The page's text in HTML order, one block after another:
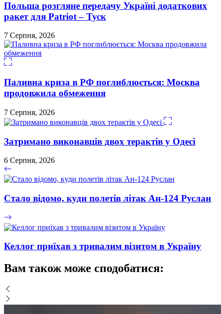
Польща розгляне передачу Україні додаткових
ракет для Patriot – Туск
7 Серпня, 2026
Паливна криза в РФ поглиблюється: Москва
продовжила обмеження
7 Серпня, 2026
Затримано виконавців двох терактів у Одесі
6 Серпня, 2026
Стало відомо, куди полетів літак Ан-124 Руслан
Келлог приїхав з тривалим візитом в Україну
Вам також може сподобатися: